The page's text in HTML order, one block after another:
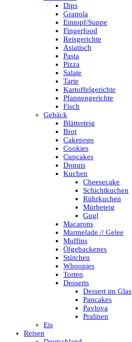
Dips
Granola
Eintopf/Suppe
Fingerfood
Reisgerichte
Asiatisch
Pasta
Pizza
Salate
Tarte
Kartoffelgerichte
Pfannengerichte
Fisch
Gebäck
Blätterteig
Brot
Cakepops
Cookies
Cupcakes
Donuts
Kuchen
Cheesecake
Schichtkuchen
Rührkuchen
Mürbeteig
Gugl
Macarons
Marmelade // Gelee
Muffins
Ölgebackenes
Stütchen
Whoopies
Torten
Desserts
Dessert im Glas
Pancakes
Pavlova
Pralinen
Eis
Reisen